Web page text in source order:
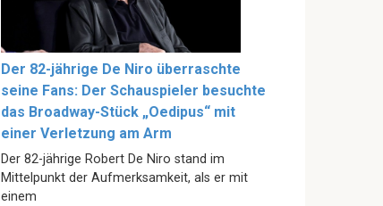
Der 82-jährige De Niro überraschte
seine Fans: Der Schauspieler besuchte
das Broadway-Stück „Oedipus“ mit
einer Verletzung am Arm
Der 82-jährige Robert De Niro stand im
Mittelpunkt der Aufmerksamkeit, als er mit
einem